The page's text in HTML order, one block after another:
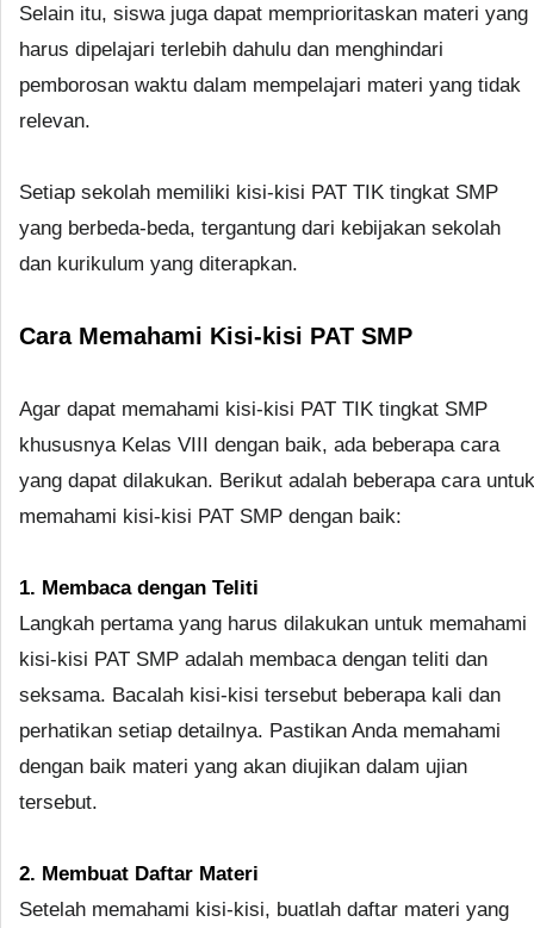
Selain itu, siswa juga dapat memprioritaskan materi yang
harus dipelajari terlebih dahulu dan menghindari
pemborosan waktu dalam mempelajari materi yang tidak
relevan.
Setiap sekolah memiliki kisi-kisi PAT TIK tingkat SMP
yang berbeda-beda, tergantung dari kebijakan sekolah
dan kurikulum yang diterapkan.
Cara Memahami Kisi-kisi PAT SMP
Agar dapat memahami kisi-kisi PAT TIK tingkat SMP
khususnya Kelas VIII dengan baik, ada beberapa cara
yang dapat dilakukan. Berikut adalah beberapa cara untuk
memahami kisi-kisi PAT SMP dengan baik:
1. Membaca dengan Teliti
Langkah pertama yang harus dilakukan untuk memahami
kisi-kisi PAT SMP adalah membaca dengan teliti dan
seksama. Bacalah kisi-kisi tersebut beberapa kali dan
perhatikan setiap detailnya. Pastikan Anda memahami
dengan baik materi yang akan diujikan dalam ujian
tersebut.
2. Membuat Daftar Materi
Setelah memahami kisi-kisi, buatlah daftar materi yang